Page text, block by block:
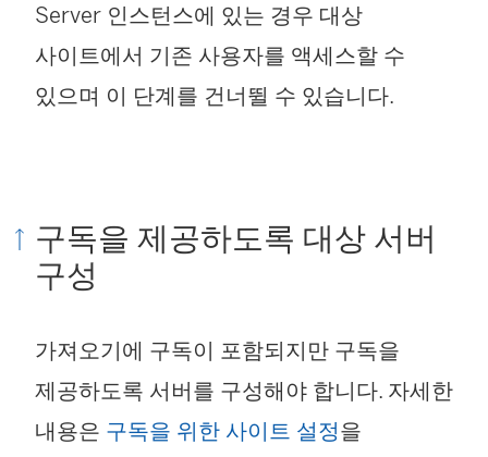
Server 인스턴스에 있는 경우 대상
사이트에서 기존 사용자를 액세스할 수
있으며 이 단계를 건너뛸 수 있습니다.
구독을 제공하도록 대상 서버
구성
가져오기에 구독이 포함되지만 구독을
제공하도록 서버를 구성해야 합니다. 자세한
내용은 구독을 위한 사이트 설정을